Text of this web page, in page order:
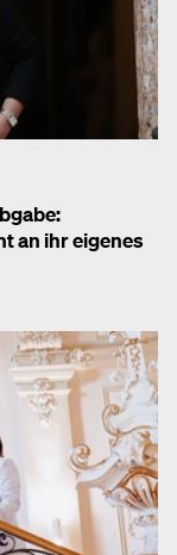
an ihr eigenes